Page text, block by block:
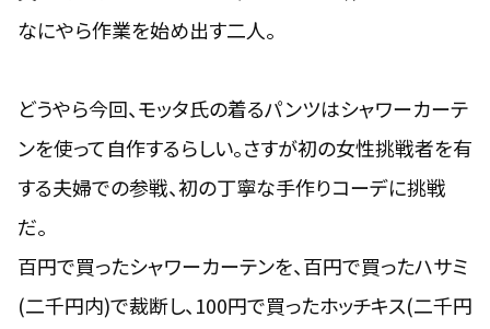
なにやら作業を始め出す二人。
どうやら今回、モッタ氏の着るパンツはシャワーカーテ
ンを使って自作するらしい。さすが初の女性挑戦者を有
する夫婦での参戦、初の丁寧な手作りコーデに挑戦
だ。
百円で買ったシャワーカーテンを、百円で買ったハサミ
(二千円内)で裁断し、100円で買ったホッチキス(二千円